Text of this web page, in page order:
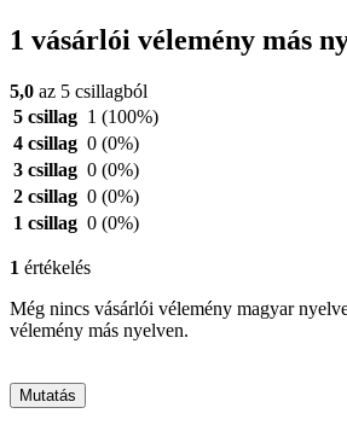
1 vásárlói vélemény más
5,0 az 5 csillagból
5 csillag 1 (100%)
4 csillag 0 (0%)
3 csillag 0 (0%)
2 csillag 0 (0%)
1 csillag 0 (0%)
1 értékelés
Még nincs vásárlói vélemény magyar
vélemény más nyelven.
Mutatás